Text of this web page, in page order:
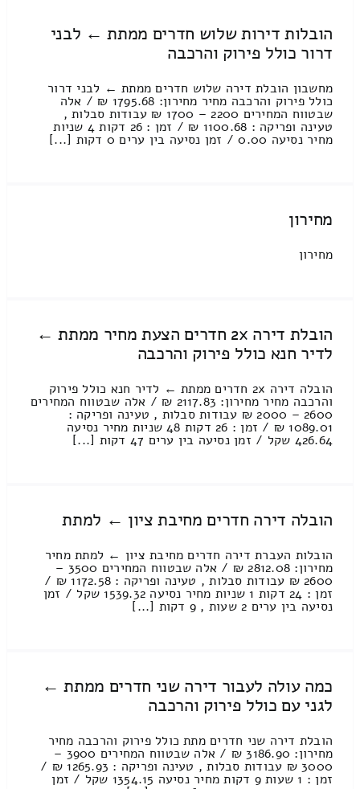
הובלות דירות שלוש חדרים ממתת ← לבני
דרור כולל פירוק והרכבה
מחשבון הובלת דירה שלוש חדרים ממתת ← לבני דרור
כולל פירוק והרכבה מחיר מחירון: 1795.68 ₪ / אלה
שבטווח המחירים 2200 – 1700 ₪ עבודות סבלות ,
טעינה ופריקה : 1100.68 ₪ / זמן : 26 דקות 4 שניות
מחיר נסיעה 0.00 / זמן נסיעה בין ערים 0 דקות [...]
מחירון
מחירון
הובלת דירה 2x חדרים הצעת מחיר ממתת ←
לדיר חנא כולל פירוק והרכבה
הובלה דירה 2x חדרים ממתת ← לדיר חנא כולל פירוק
והרכבה מחיר מחירון: 2117.83 ₪ / אלה שבטווח המחירים
2600 – 2000 ₪ עבודות סבלות , טעינה ופריקה :
1089.01 ₪ / זמן : 26 דקות 48 שניות מחיר נסיעה
426.64 שקל / זמן נסיעה בין ערים 47 דקות [...]
הובלה דירה חדרים מחיבת ציון ← למתת
הובלות העברת דירה חדרים מחיבת ציון ← למתת מחיר
מחירון: 2812.08 ₪ / אלה שבטווח המחירים 3500 –
2600 ₪ עבודות סבלות , טעינה ופריקה : 1172.58 ₪ /
זמן : 24 דקות 1 שניות מחיר נסיעה 1539.32 שקל / זמן
נסיעה בין ערים 2 שעות , 9 דקות [...]
כמה עולה לעבור דירה שני חדרים ממתת ←
לגני עם כולל פירוק והרכבה
הובלת דירה שני חדרים מתת כולל פירוק והרכבה מחיר
מחירון: 3186.90 ₪ / אלה שבטווח המחירים 3900 –
3000 ₪ עבודות סבלות , טעינה ופריקה : 1265.93 ₪ /
זמן : 1 שעות 9 דקות מחיר נסיעה 1354.15 שקל / זמן